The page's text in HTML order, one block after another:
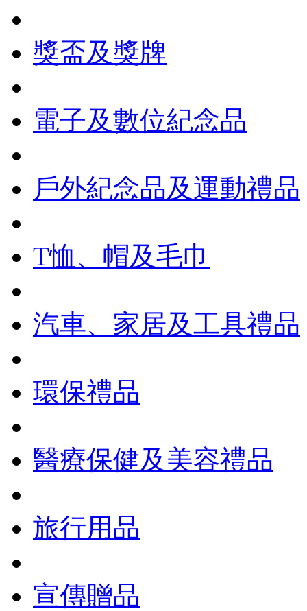
獎盃及獎牌
電子及數位紀念品
戶外紀念品及運動禮品
T恤、帽及毛巾
汽車、家居及工具禮品
環保禮品
醫療保健及美容禮品
旅行用品
宣傳贈品